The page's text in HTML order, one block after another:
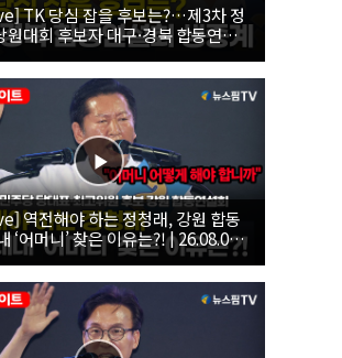
TK 당심 잡을 후보는?…제3차 정
원대회 후보자 대구·경북 합동연설
| 26.08.09
역전해야 하는 정청래, 강원 합동
머니’ 찾은 이유는?! | 26.08.09
주당 당대표·최고위원 후보 강원 합